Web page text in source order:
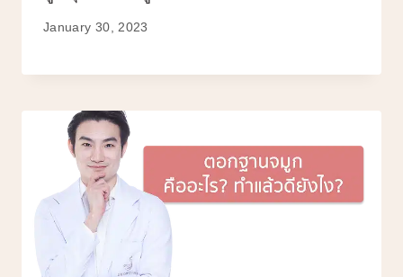
January 30, 2023